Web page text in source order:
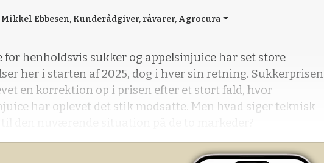
Mikkel Ebbesen, Kunderådgiver, råvarer, Agrocura
for henholdsvis sukker og appelsinjuice har set store
her i starten af 2025, dog i hver sin retning. Sukkerprisen
en korrektion op i prisen efter et stort fald, hvor
har oplevet det stik modsatte. Men hvad siger teknisk